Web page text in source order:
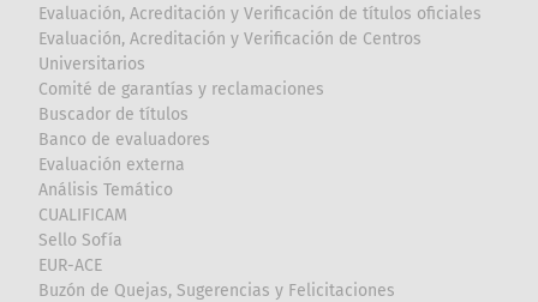
Evaluación, Acreditación y Verificación de títulos oficiales
Evaluación, Acreditación y Verificación de Centros
Universitarios
Comité de garantías y reclamaciones
Buscador de títulos
Banco de evaluadores
Evaluación externa
Análisis Temático
CUALIFICAM
Sello Sofía
EUR-ACE
Buzón de Quejas, Sugerencias y Felicitaciones